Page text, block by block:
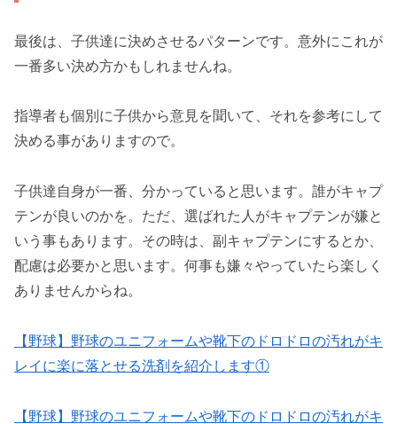
最後は、子供達に決めさせるパターンです。意外にこれが
一番多い決め方かもしれませんね。
指導者も個別に子供から意見を聞いて、それを参考にして
決める事がありますので。
子供達自身が一番、分かっていると思います。誰がキャプ
テンが良いのかを。ただ、選ばれた人がキャプテンが嫌と
いう事もあります。その時は、副キャプテンにするとか、
配慮は必要かと思います。何事も嫌々やっていたら楽しく
ありませんからね。
【野球】野球のユニフォームや靴下のドロドロの汚れがキ
レイに楽に落とせる洗剤を紹介します①
【野球】野球のユニフォームや靴下のドロドロの汚れがキ